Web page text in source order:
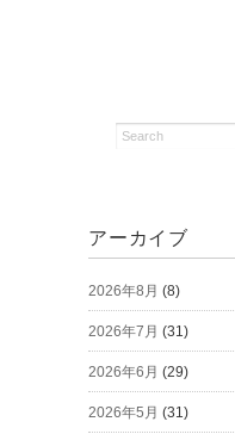
アーカイブ
2026年8月 (8)
2026年7月 (31)
2026年6月 (29)
2026年5月 (31)